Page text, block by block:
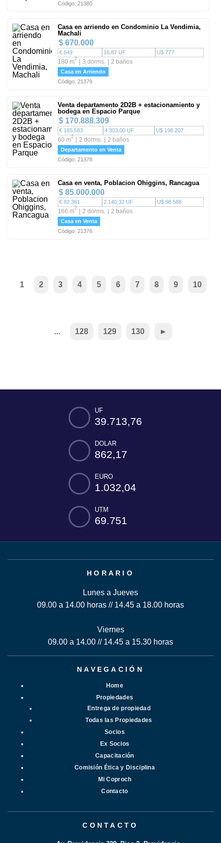
Código: 21380
Casa en arriendo en Condominio La Vendimia,
Machali
$ 670.000
€ 649 16,87 UF U$ 777
180 m2 3 dorms. 2 baños
Casa en Arriendo
Código: 21379
Venta departamento 2D2B + estacionamiento y
bodega en Espacio Parque
$ 170.888.309
€ 165.583 4.303,00 UF U$ 198.207
60 m2 2 dorms. 2 baños
Departamento en Venta
Código: 21378
Casa en venta, Poblacion Ohiggins, Rancagua
$ 85.000.000
€ 82.361 2.140,32 UF U$ 98.588
166 m2 2 dorms. 2 baños
Casa en Venta
Código: 21376
1 2 3 4 5 6 7 8 9 10
... 128 129 130 ►
UF
39.713,76
DOLAR
862,17
EURO
1.032,04
UTM
69.751
HORARIO
Lunes a Jueves
09.00 a 14.00 horas // 14.45 a 18.00 horas
Viernes
09.00 a 14.00 // 14.45 a 15.30 horas
NAVEGACIÓN
Home
Propiedades
Entrega de propiedad
Todas las Propiedades
Socios
Ex Socios
Capacitación
Comisión Ética y Disciplina
Mi Coproch
Contacto
CONTACTO